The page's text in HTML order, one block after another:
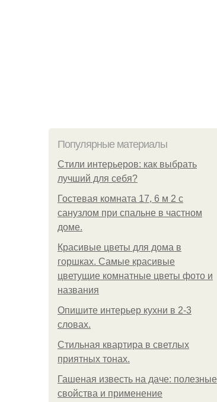
Популярные материалы
Стили интерьеров: как выбрать
лучший для себя?
Гостевая комната 17, 6 м 2 с
санузлом при спальне в частном
доме.
Красивые цветы для дома в
горшках. Самые красивые
цветущие комнатные цветы фото и
названия
Опишите интерьер кухни в 2-3
словах.
Стильная квартира в светлых
приятных тонах.
Гашеная известь на даче: полезные
свойства и применение